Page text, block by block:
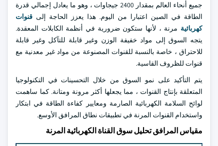
جميع أنحاء العالم بمقدار 2400 جيجاوات ، وهو ما يعادل إجمالي قدرة
الطاقة في الصين اعتبارا من اليوم. هذا يعزز الحاجة إلى قنوات
كهربائية مرنة ، لأنها ستكون ضرورية في أنظمة الكابلات المعقدة.
يتجه السوق إلى مواد خفيفة الوزن وغير قابلة للتآكل وغير قابلة
للاحتراق ، خاصة بالنسبة للقنوات المصنوعة من مواد غير معدنية مع
قنوات للظروف القاسية.
يتم التأكيد على نمو السوق من خلال التحسينات في التكنولوجيا
المتعلقة بإنتاج القنوات ، مما يجعلها أكثر مرونة ومتانة. كما ساهمت
لوائح السلامة الكهربائية الصارمة ومعايير كفاءة الطاقة في ابتكار
واستخدام القنوات المرنة في تطبيقات نطاق المرافق الأوسع.
مقياس المرافق تحليل سوق القناة الكهربائية المرنة